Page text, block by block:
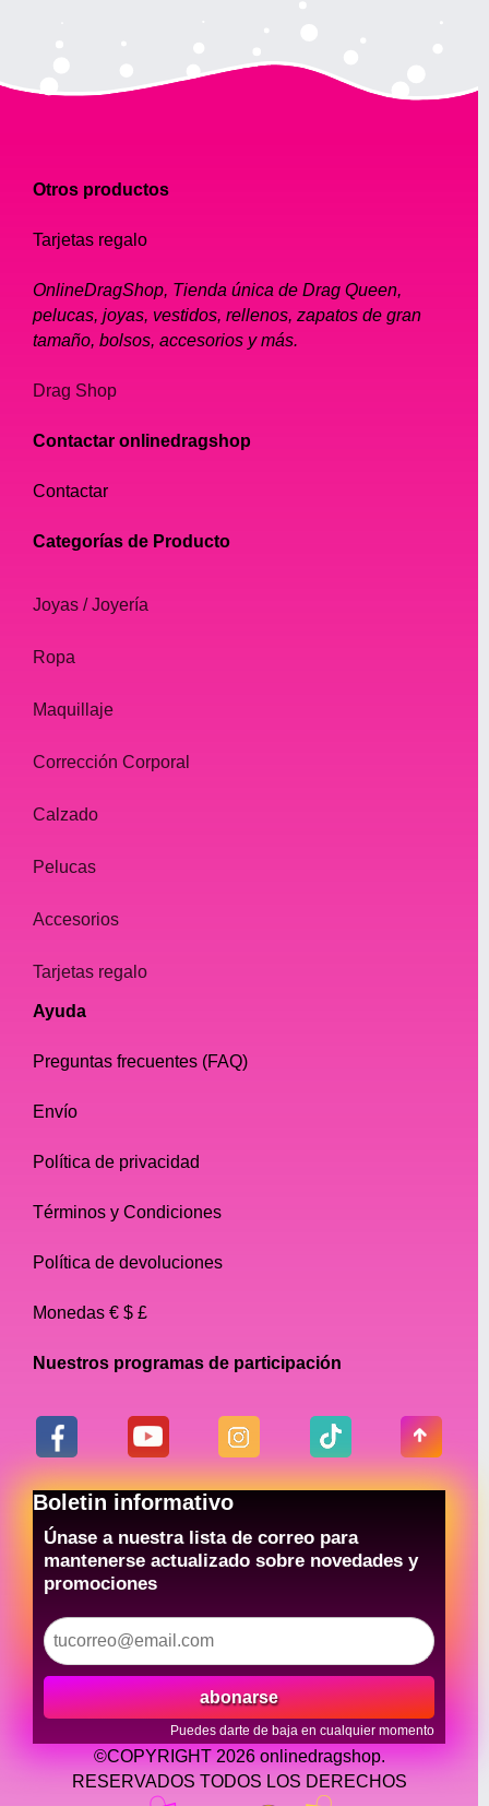
Otros productos
Tarjetas regalo
OnlineDragShop, Tienda única de Drag Queen,
pelucas, joyas, vestidos, rellenos, zapatos de gran
tamaño, bolsos, accesorios y más.
Drag Shop
Contactar onlinedragshop
Contactar
Categorías de Producto
Joyas / Joyería
Ropa
Maquillaje
Corrección Corporal
Calzado
Pelucas
Accesorios
Tarjetas regalo
Ayuda
Preguntas frecuentes (FAQ)
Envío
Política de privacidad
Términos y Condiciones
Política de devoluciones
Monedas € $ £
Nuestros programas de participación
Boletin informativo
Únase a nuestra lista de correo para
mantenerse actualizado sobre novedades y
promociones
abonarse
Puedes darte de baja en cualquier momento
©COPYRIGHT 2026 onlinedragshop.
RESERVADOS TODOS LOS DERECHOS